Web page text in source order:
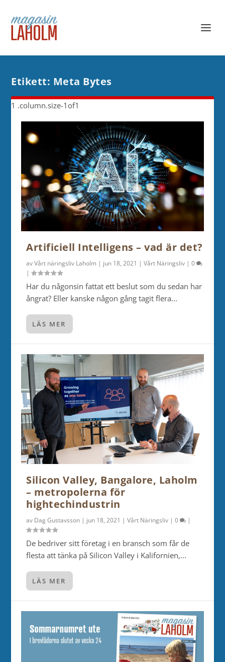
Etikett: Meta Bytes
Artificiell Intelligens – vad är det?
avVårt näringsliv Laholm | jun 18, 2021 |Vårt Näringsliv |0
|
Har du någonsin fattat ett beslut som du sedan har
ångrat? Eller kanske någon gång tagit flera...
LÄS MER
Silicon Valley, Bangalore, Laholm
– metropolerna för
hightechindustrin
av Dag Gustavsson | jun 18, 2021 |Vårt Näringsliv |0 |
De bedriver sitt företag i en bransch som får de
flesta att tänka på Silicon Valley i Kalifornien,...
LÄS MER